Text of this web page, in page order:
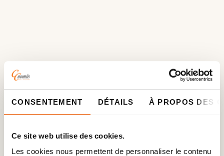
CONSENTEMENT DÉTAILS À PROPOS DES
Ce site web utilise des cookies.
Les cookies nous permettent de personnaliser le contenu